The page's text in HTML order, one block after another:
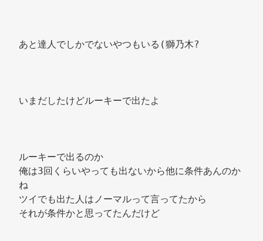
あと達人でしかでないやつもいる(獅乃木?
いまだしたけどルーキーで出たよ
ルーキーで出るのか
俺は3回くらいやっても出ないから他に条件あんのか
ね
ツイでも出た人はノーマルって言ってたから
それが条件かと思ってたんだけど